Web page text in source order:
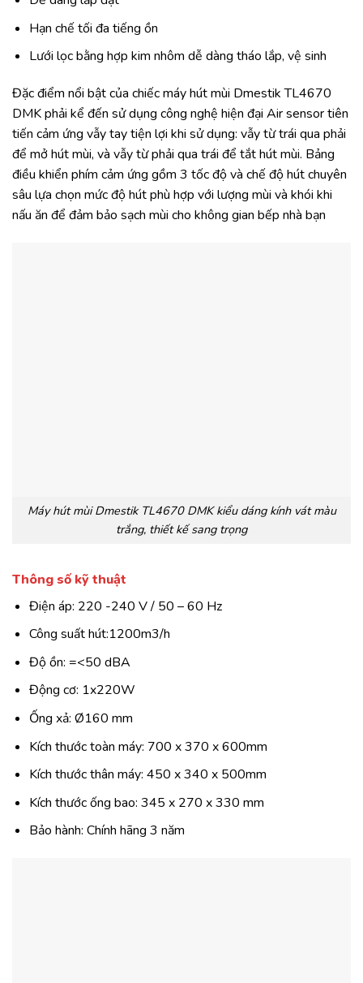
Hạn chế tối đa tiếng ồn
Lưới lọc bằng hợp kim nhôm dễ dàng tháo lắp, vệ sinh
Đặc điểm nổi bật của chiếc máy hút mùi Dmestik TL4670
DMK phải kể đến sử dụng công nghệ hiện đại Air sensor tiên
tiến cảm ứng vẫy tay tiện lợi khi sử dụng: vẫy từ trái qua phải
để mở hút mùi, và vẫy từ phải qua trái để tắt hút mùi. Bảng
điều khiển phím cảm ứng gồm 3 tốc độ và chế độ hút chuyên
sâu lựa chọn mức độ hút phù hợp với lượng mùi và khói khi
nấu ăn để đảm bảo sạch mùi cho không gian bếp nhà bạn
Máy hút mùi Dmestik TL4670 DMK kiểu dáng kính vát màu
trắng, thiết kế sang trọng
Thông số kỹ thuật
Điện áp: 220 -240 V / 50 – 60 Hz
Công suất hút:1200m3/h
Độ ồn: =<50 dBA
Động cơ: 1x220W
Ống xả: Ø160 mm
Kích thước toàn máy: 700 x 370 x 600mm
Kích thước thân máy: 450 x 340 x 500mm
Kích thước ống bao: 345 x 270 x 330 mm
Bảo hành: Chính hãng 3 năm